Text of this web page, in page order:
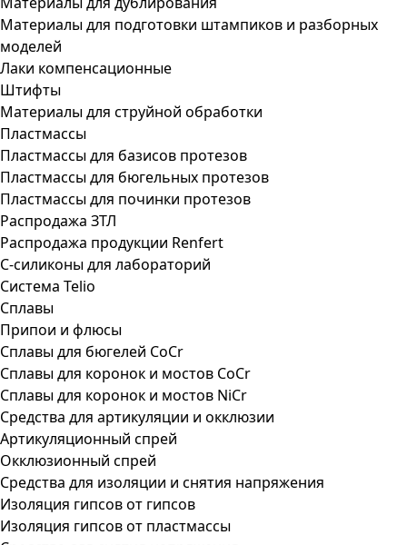
Материалы для подготовки штампиков и разборных
моделей
Лаки компенсационные
Штифты
Материалы для струйной обработки
Пластмассы
Пластмассы для базисов протезов
Пластмассы для бюгельных протезов
Пластмассы для починки протезов
Распродажа ЗТЛ
Распродажа продукции Renfert
С-силиконы для лабораторий
Система Telio
Сплавы
Припои и флюсы
Сплавы для бюгелей CoCr
Сплавы для коронок и мостов CoCr
Сплавы для коронок и мостов NiCr
Средства для артикуляции и окклюзии
Артикуляционный спрей
Окклюзионный спрей
Средства для изоляции и снятия напряжения
Изоляция гипсов от гипсов
Изоляция гипсов от пластмассы